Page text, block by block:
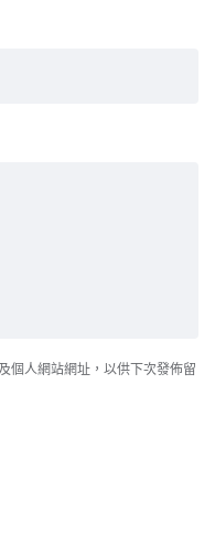
個人網站網址，以供下次發佈留